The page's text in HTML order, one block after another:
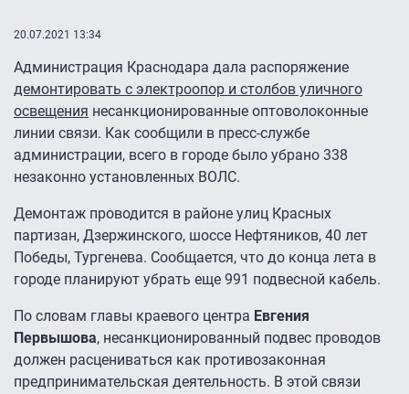
20.07.2021 13:34
Администрация Краснодара дала распоряжение
демонтировать с электроопор и столбов уличного
освещения несанкционированные оптоволоконные
линии связи. Как сообщили в пресс-службе
администрации, всего в городе было убрано 338
незаконно установленных ВОЛС.
Демонтаж проводится в районе улиц Красных
партизан, Дзержинского, шоссе Нефтяников, 40 лет
Победы, Тургенева. Сообщается, что до конца лета в
городе планируют убрать еще 991 подвесной кабель.
По словам главы краевого центра Евгения
Первышова, несанкционированный подвес проводов
должен расцениваться как противозаконная
предпринимательская деятельность. В этой связи